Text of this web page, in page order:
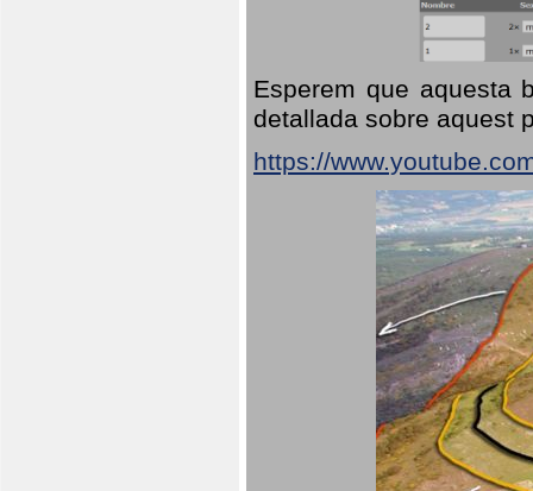
Esperem que aquesta
detallada sobre aquest
https://